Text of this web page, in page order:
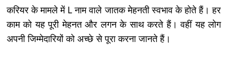
करियर के मामले में L नाम वाले जातक मेहनती स्वभाव के होते हैं। हर
काम को यह पूरी मेहनत और लगन के साथ करते हैं। वहीं यह लोग
अपनी जिम्मेदारियों को अच्छे से पूरा करना जानते हैं।